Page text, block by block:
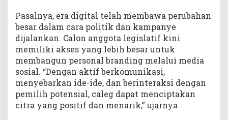
Pasalnya, era digital telah membawa perubahan
besar dalam cara politik dan kampanye
dijalankan. Calon anggota legislatif kini
memiliki akses yang lebih besar untuk
membangun personal branding melalui media
sosial. “Dengan aktif berkomunikasi,
menyebarkan ide-ide, dan berinteraksi dengan
pemilih potensial, caleg dapat menciptakan
citra yang positif dan menarik,” ujarnya.